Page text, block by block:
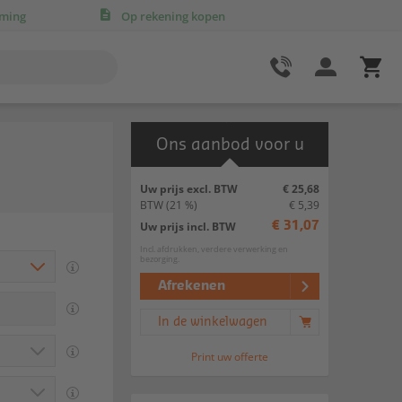
Op rekening kopen
Ons aanbod voor u
Uw prijs excl. BTW
€ 25,68
BTW(21 %)
€ 5,39
Uw prijs incl. BTW
€ 31,07
Incl. afdrukken, verdere verwerking en
bezorging.
Afrekenen
In de winkelwagen
Print uw offerte